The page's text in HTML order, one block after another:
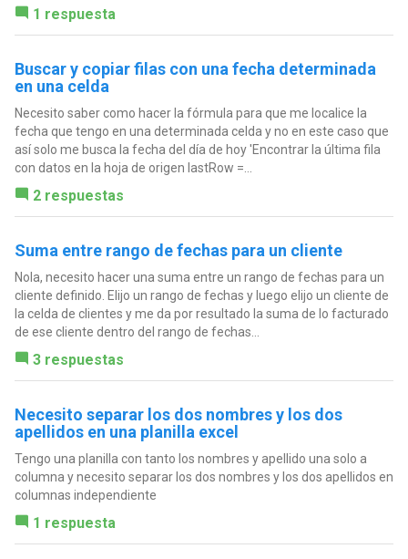
1 respuesta
Buscar y copiar filas con una fecha determinada
en una celda
Necesito saber como hacer la fórmula para que me localice la
fecha que tengo en una determinada celda y no en este caso que
así solo me busca la fecha del día de hoy 'Encontrar la última fila
con datos en la hoja de origen lastRow =...
2 respuestas
Suma entre rango de fechas para un cliente
Nola, necesito hacer una suma entre un rango de fechas para un
cliente definido. Elijo un rango de fechas y luego elijo un cliente de
la celda de clientes y me da por resultado la suma de lo facturado
de ese cliente dentro del rango de fechas...
3 respuestas
Necesito separar los dos nombres y los dos
apellidos en una planilla excel
Tengo una planilla con tanto los nombres y apellido una solo a
columna y necesito separar los dos nombres y los dos apellidos en
columnas independiente
1 respuesta